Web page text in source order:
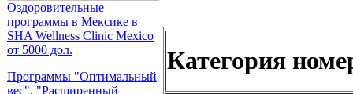
Оздоровительные
программы в Мексике в
SHA Wellness Clinic Mexico
от 5000 дол.
Программы "Оптимальный
вес", "Расширенный
Категория